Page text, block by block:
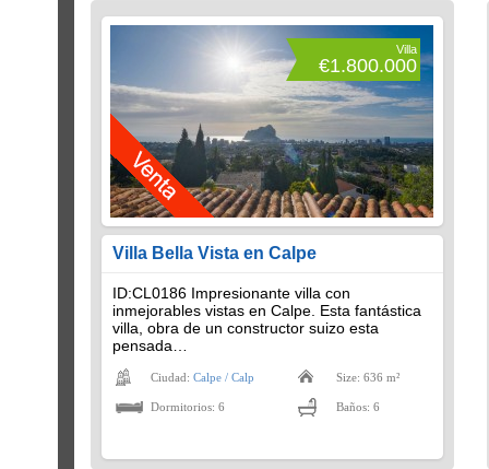
Villa
€1.800.000
Villa Bella Vista en Calpe
ID:CL0186 Impresionante villa con
inmejorables vistas en Calpe. Esta fantástica
villa, obra de un constructor suizo esta
pensada…
Ciudad: Calpe / Calp Size: 636 m²
Dormitorios: 6 Baños: 6